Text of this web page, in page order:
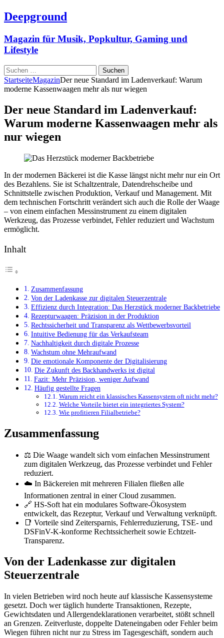
Deepground
Magazin für Musik, Popkultur, Gaming und
Lifestyle
Suchen
nach:
StartseiteMagazinDer neue Standard im Ladenverkauf: Warum
moderne Kassenwaagen mehr als nur wiegen
Der neue Standard im Ladenverkauf:
Warum moderne Kassenwaagen mehr als
nur wiegen
In der modernen Bäckerei ist die Kasse längst nicht mehr nur ein Ort
des Bezahlens. Sie ist Schaltzentrale, Datendrehscheibe und
Schnittstelle zwischen Produktion, Verkauf und Management. Mit
dem technischen Fortschritt verändert sich auch die Rolle der Waage
– von einem einfachen Messinstrument zu einem digitalen
Werkzeug, das Prozesse verbindet, Fehler reduziert und Wachstum
ermöglicht.
Inhalt
Zusammenfassung
Von der Ladenkasse zur digitalen Steuerzentrale
Effizienz durch Integration: Das Herzstück moderner Backbetriebe
Rezepturwaagen: Präzision in der Produktion
Rechtssicherheit und Transparenz als Wettbewerbsvorteil
Intuitive Bedienung für das Verkaufsteam
Nachhaltigkeit durch digitale Prozesse
Wachstum ohne Mehraufwand
Die emotionale Komponente der Digitalisierung
Die Zukunft des Backhandwerks ist digital
Fazit: Mehr Präzision, weniger Aufwand
Häufig gestellte Fragen
Warum reicht ein klassisches Kassensystem oft nicht mehr?
Welche Vorteile bietet ein integriertes System?
Wie profitieren Filialbetriebe?
Zusammenfassung
⚖️ Die Waage wandelt sich vom einfachen Messinstrument
zum digitalen Werkzeug, das Prozesse verbindet und Fehler
reduziert.
☁️ In Bäckereien mit mehreren Filialen fließen alle
Informationen zentral in einer Cloud zusammen.
🔗 HS-Soft hat ein modulares Software-Ökosystem
entwickelt, das Rezeptur, Verkauf und Verwaltung verknüpft.
📑 Vorteile sind Zeitersparnis, Fehlerreduzierung, TSE- und
DSFinV-K-konforme Rechtssicherheit sowie Echtzeit-
Transparenz.
Von der Ladenkasse zur digitalen
Steuerzentrale
In vielen Betrieben wird noch heute auf klassische Kassensysteme
gesetzt. Doch wer täglich hunderte Transaktionen, Rezepte,
Gewichtsdaten und Allergendeklarationen verarbeitet, stößt schnell
an Grenzen. Zeitverluste, doppelte Dateneingaben oder Fehler beim
Wiegen führen nicht nur zu Stress im Tagesgeschäft, sondern auch